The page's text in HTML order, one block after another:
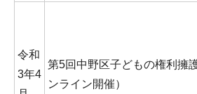
令和
3年4
第5回中野区子どもの権利擁
ンライン開催）